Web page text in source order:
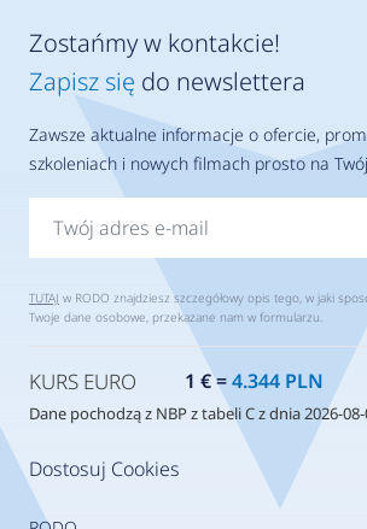
Dostosuj Cookies
Zostańmy w kontakcie!
Zapisz się do newslettera
Zawsze aktualne informacje o ofercie,
szkoleniach i nowych filmach prosto na
TUTAJ w RODO znajdziesz szczegółowy opis tego, w jaki
Twoje dane osobowe, przekazane nam w formularzu.
KURS EURO 1 € =4.344 PLN
Dane pochodzą z NBP z tabeli C z dnia 2026-